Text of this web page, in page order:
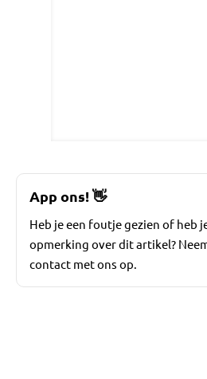
App ons!👋
Heb je een foutje gezien of heb
opmerking over dit artikel?
contact met ons op.